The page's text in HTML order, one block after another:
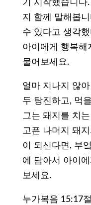
기 시작했습니다
지 함께 말해봅
수 있다고 생각
아이에게 행복해
물어보세요.
얼마 지나지 않
두 탕진하고, 먹
그는 돼지를 치
고픈 나머지 돼
이 되신다면, 부
에 담아서 아이
보세요.
누가복음 15:17